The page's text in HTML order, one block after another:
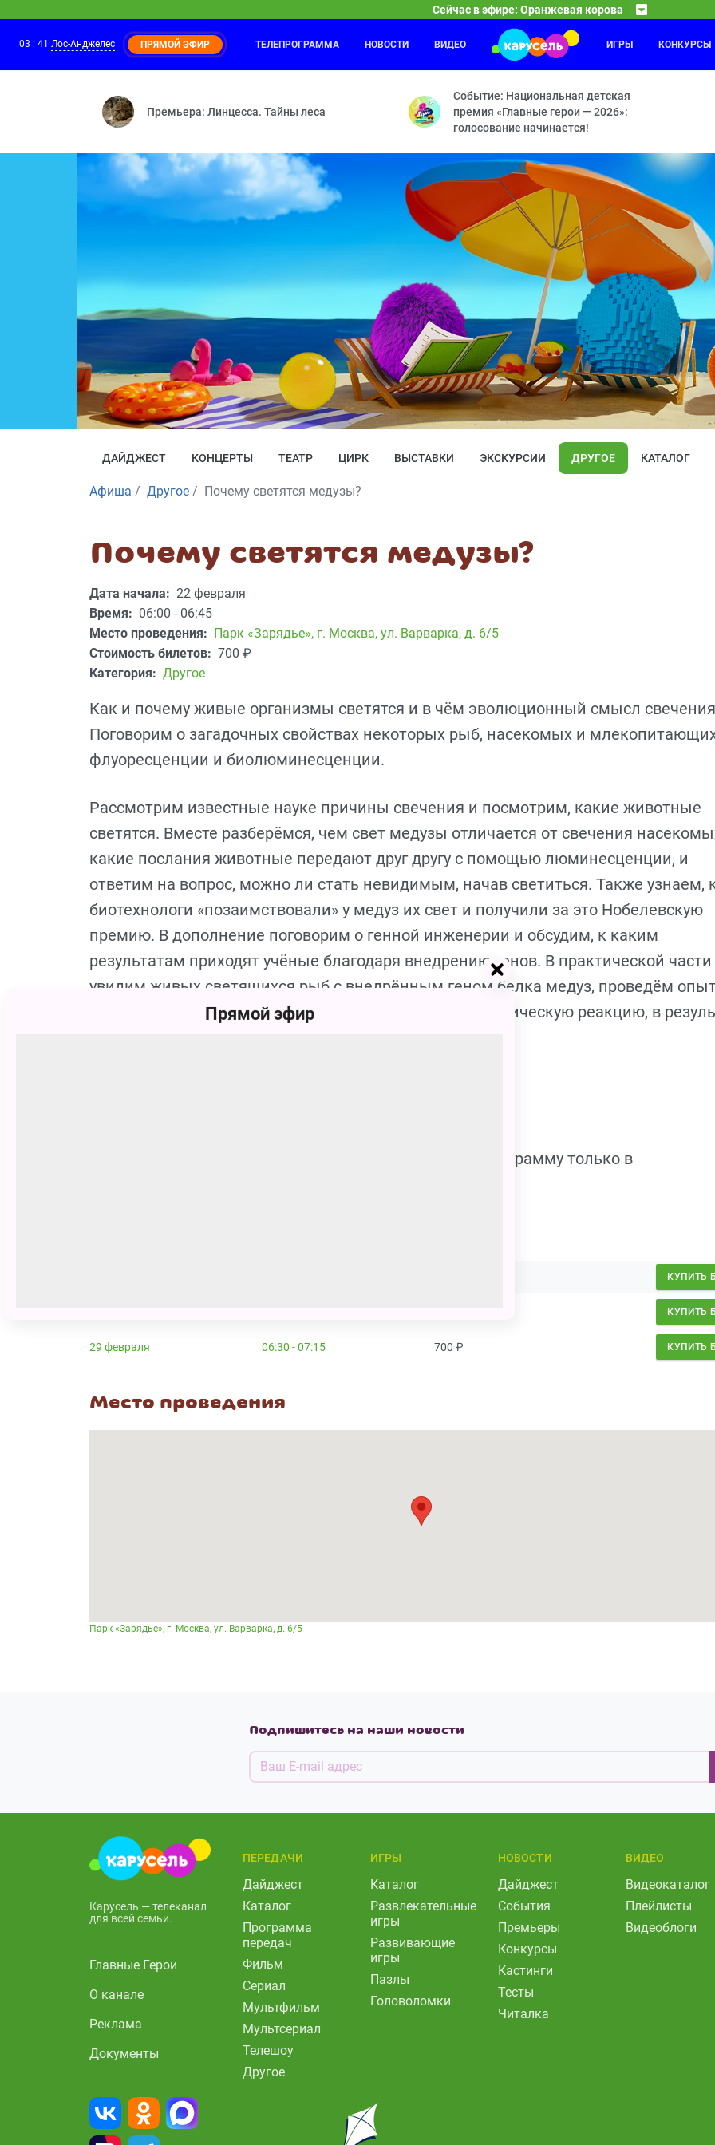
Сейчас в эфире: Оранжевая корова
03:05
Оранжевая корова
Как раньше — Ключ — Предсказание — Ну и фрукт — Велопрогулка — Осенние листья —Копия
03 : 41 Лос-Анджелес ПРЯМОЙ ЭФИР ТЕЛЕПРОГРАММА НОВОСТИ ВИДЕО ИГРЫ КОНКУРСЫ
Премьера: Линцесса. Тайны леса
Событие: Национальная детская
премия «Главные герои — 2026»:
голосование начинается!
ДАЙДЖЕСТ КОНЦЕРТЫ ТЕАТР ЦИРК ВЫСТАВКИ ЭКСКУРСИИ ДРУГОЕ КАТАЛОГ
Афиша Другое Почему светятся медузы?
Почему светятся медузы?
Дата начала: 22 февраля
Время: 06:00 - 06:45
Место проведения: Парк «Зарядье», г. Москва, ул. Варварка, д. 6/5
Стоимость билетов: 700 ₽
Категория: Другое
Как и почему живые организмы светятся и в чём эволюционный смысл
Поговорим о загадочных свойствах некоторых рыб, насекомых и
флуоресценции и биолюминесценции.
Рассмотрим известные науке причины свечения и посмотрим, какие животные
светятся. Вместе разберёмся, чем свет медузы отличается от свечения
какие послания животные передают друг другу с помощью люминесценции, и
ответим на вопрос, можно ли стать невидимым, начав светиться. Также узнаем,
биотехнологи «позаимствовали» у медуз их свет и получили за это Нобелевскую
премию. В дополнение поговорим о генной инженерии и обсудим, к каким
результатам приходят учёные благодаря внедрению генов. В практической части
увидим живых светящихся рыб с внедрённым геном белка медуз, проведём
искусственными флуоресцентными пигментами и химическую реакцию, в
Дети младше указанного возраста допускаются на программу только в
КУПИТЬ
КУПИТЬ
29 февраля 06:30 - 07:15 700 ₽ КУПИТЬ
Место проведения
Парк «Зарядье», г. Москва, ул. Варварка, д. 6/5
Подпишитесь на наши новости
Карусель — телеканал
для всей семьи.
Главные Герои
О канале
Реклама
Документы
ПЕРЕДАЧИ
Дайджест
Каталог
Программа
передач
Фильм
Сериал
Мультфильм
Мультсериал
Телешоу
Другое
ИГРЫ
Каталог
Развлекательные
игры
Развивающие
игры
Пазлы
Головоломки
НОВОСТИ
Дайджест
События
Премьеры
Конкурсы
Кастинги
Тесты
Читалка
ВИДЕО
Видеокаталог
Плейлисты
Видеоблоги
Прямой эфир